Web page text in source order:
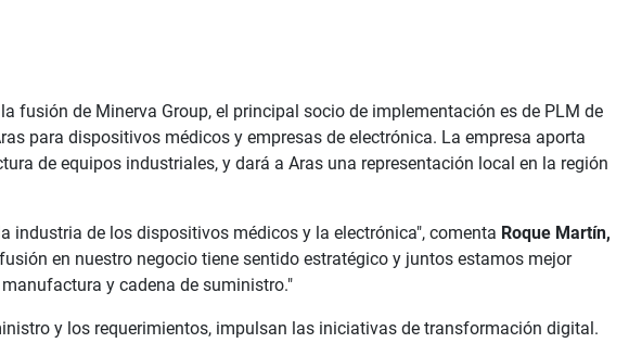
fusión de Minerva Group, el principal socio de implementación es de PLM de
para dispositivos médicos y empresas de electrónica. La empresa aporta
de equipos industriales, y dará a Aras una representación local en la región
industria de los dispositivos médicos y la electrónica", comenta Roque Martín,
en nuestro negocio tiene sentido estratégico y juntos estamos mejor
y cadena de suministro."
y los requerimientos, impulsan las iniciativas de transformación digital.